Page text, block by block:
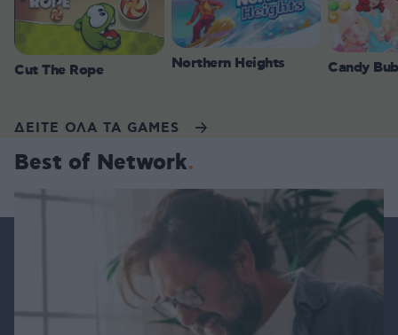
Cut The Rope Northern Heights Candy
ΔΕΙΤΕ ΟΛΑ ΤΑ GAMES
Best of Network